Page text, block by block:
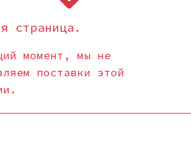
страница.
момент, мы не
поставки этой